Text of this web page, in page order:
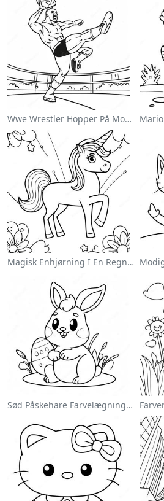
Wwe Wrestler Hopper På Modstander Farvelægningsside
Magisk Enhjørning I En Regnbue Farvelægningsside
Sød Påskehare Farvelægningsside